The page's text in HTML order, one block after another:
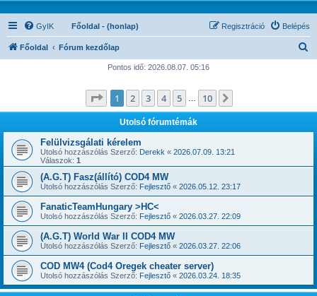
GyIK Főoldal - (honlap) Belépés
Regisztráció
Főoldal Fórum kezdőlap
s
é
Pontos idő: 2026.08.07. 05:16
Oldal:1 10
1 2 3 4 5 10
Utolsó fórumtémák
Felülvizsgálati kérelem
Utolsó hozzászólás Szerző: Derekk « 2026.07.09. 13:21
Válaszok: 1
(A.G.T) Fasz(állító) COD4 MW
Utolsó hozzászólás Szerző: Fejlesztő « 2026.05.12. 23:17
FanaticTeamHungary >HC<
Utolsó hozzászólás Szerző: Fejlesztő « 2026.03.27. 22:09
(A.G.T) World War II COD4 MW
Utolsó hozzászólás Szerző: Fejlesztő « 2026.03.27. 22:06
COD MW4 (Cod4 Oregek cheater server)
Utolsó hozzászólás Szerző: Fejlesztő « 2026.03.24. 18:35